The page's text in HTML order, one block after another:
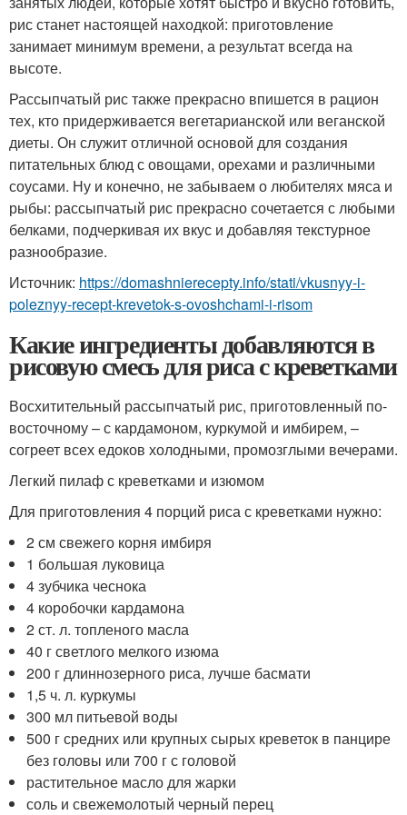
рис станет настоящей находкой: приготовление
занимает минимум времени, а результат всегда на
высоте.
Рассыпчатый рис также прекрасно впишется в рацион
тех, кто придерживается вегетарианской или веганской
диеты. Он служит отличной основой для создания
питательных блюд с овощами, орехами и различными
соусами. Ну и конечно, не забываем о любителях мяса и
рыбы: рассыпчатый рис прекрасно сочетается с любыми
белками, подчеркивая их вкус и добавляя текстурное
разнообразие.
Источник: https://domashnierecepty.info/stati/vkusnyy-i-
poleznyy-recept-krevetok-s-ovoshchami-i-risom
Какие ингредиенты добавляются в
рисовую смесь для риса с креветками
Восхитительный рассыпчатый рис, приготовленный по-
восточному – с кардамоном, куркумой и имбирем, –
согреет всех едоков холодными, промозглыми вечерами.
Легкий пилаф с креветками и изюмом
Для приготовления 4 порций риса с креветками нужно:
2 см свежего корня имбиря
1 большая луковица
4 зубчика чеснока
4 коробочки кардамона
2 ст. л. топленого масла
40 г светлого мелкого изюма
200 г длиннозерного риса, лучше басмати
1,5 ч. л. куркумы
300 мл питьевой воды
500 г средних или крупных сырых креветок в панцире
без головы или 700 г с головой
растительное масло для жарки
соль и свежемолотый черный перец